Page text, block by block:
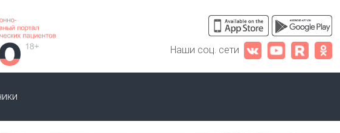
Наши соц. сети